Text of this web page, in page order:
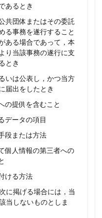
あるとき
共団体またはその委託
る事務を遂行すること
ある場合であって，本
り当該事務の遂行に支
とき
いは公表し，かつ当方
届出をしたとき
の提供を含むこと
データの項目
段または方法
個人情報の第三者への
ける方法
に掲げる場合には，当
当しないものとしま